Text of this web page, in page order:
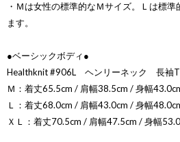
・Ｍは女性の標準的なＭサイズ。Ｌは標
ます。
●ベーシックボディ●
Healthknit #906L ヘンリーネック 長袖T
Ｍ：着丈65.5cm / 肩幅38.5cm / 身幅
Ｌ：着丈68.0cm / 肩幅43.0cm / 身幅
ＸＬ：着丈70.5cm / 肩幅47.5cm / 身幅